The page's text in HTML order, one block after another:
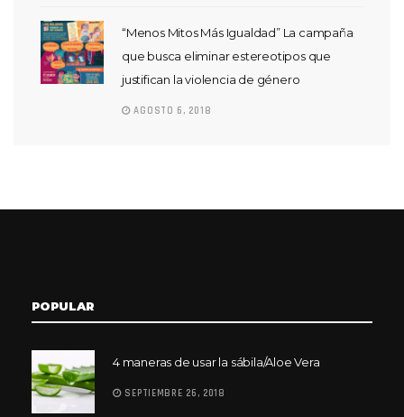
“Menos Mitos Más Igualdad” La campaña
que busca eliminar estereotipos que
justifican la violencia de género
AGOSTO 6, 2018
POPULAR
4 maneras de usar la sábila/Aloe Vera
SEPTIEMBRE 26, 2018